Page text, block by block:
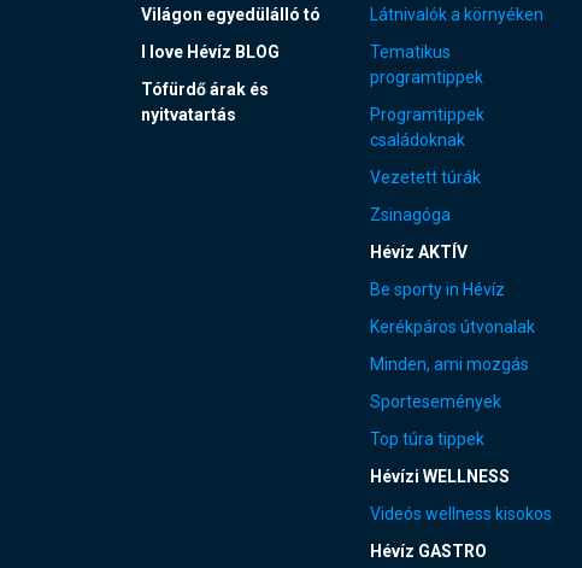
Világon egyedülálló tó
I love Hévíz BLOG
Tófürdő árak és
nyitvatartás
Látnivalók a környéken
Tematikus
programtippek
Programtippek
családoknak
Vezetett túrák
Zsinagóga
Hévíz AKTÍV
Be sporty in Hévíz
Kerékpáros útvonalak
Minden, ami mozgás
Sportesemények
Top túra tippek
Hévízi WELLNESS
Videós wellness kisokos
Hévíz GASTRO